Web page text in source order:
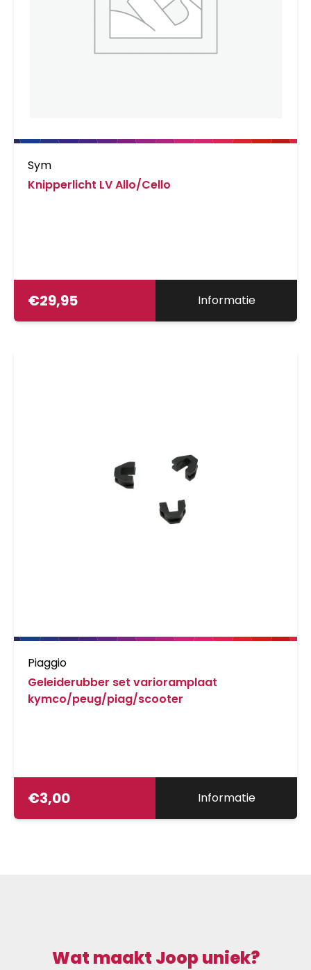
Sym
Knipperlicht LV Allo/Cello
€29,95 Informatie
Piaggio
Geleiderubber set varioramplaat
kymco/peug/piag/scooter
€3,00 Informatie
Wat maakt Joop uniek?